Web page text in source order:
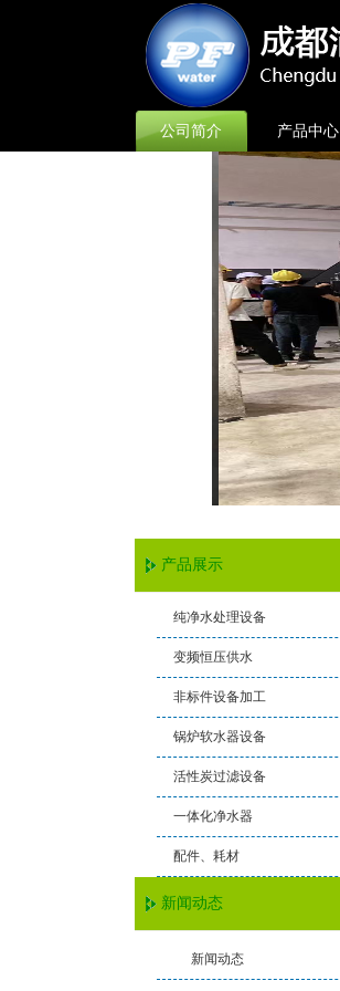
公司简介 产品中心
产品展示
纯净水处理设备
变频恒压供水
非标件设备加工
锅炉软水器设备
活性炭过滤设备
一体化净水器
配件、耗材
新闻动态
新闻动态